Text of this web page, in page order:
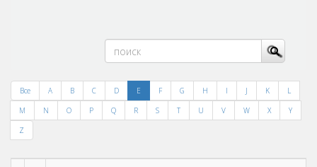
Все A B C D E F G H I J K
L
M
N O P Q R S T U V W X
Y
Z